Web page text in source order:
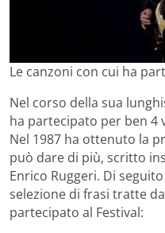
Le canzoni con cui ha
Nel corso della sua
ha partecipato per ben 4
Nel 1987 ha ottenuto la
può dare di più, scritto
Enrico Ruggeri. Di
selezione di frasi tratte
partecipato al Festival: